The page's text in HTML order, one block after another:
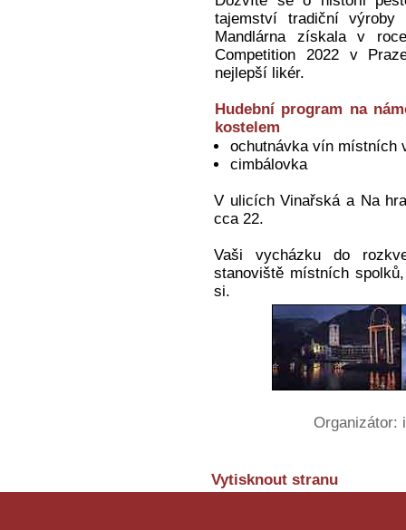
tajemství tradiční
Mandlárna získala v
Competition 2022 v
nejlepší likér.
Hudební program na
kostelem
ochutnávka vín místních
cimbálovka
V ulicích Vinařská a Na
cca 22.
Vaši vycházku do
stanoviště místních
si.
Organizátor:
Vytisknout stranu